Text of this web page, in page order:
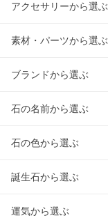
アクセサリーから選ぶ
素材・パーツから選ぶ
ブランドから選ぶ
石の名前から選ぶ
石の色から選ぶ
誕生石から選ぶ
運気から選ぶ